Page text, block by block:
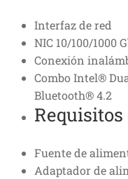
Interfaz de red
NIC 10/100/1000
Conexión
Combo Intel®
Bluetooth® 4.2
Fuente de
Adaptador de